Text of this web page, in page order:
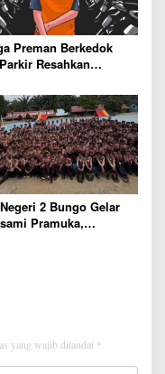
Preman Berkedok
Resahkan
Bungo dan Kapolsek
Segera Bertindak
2 Bungo Gelar
Pramuka,
yang wajib ditandai *